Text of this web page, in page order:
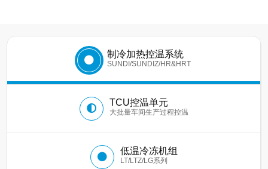
制冷加热控温系统
SUNDI/SUNDIZ/HR&HRT
TCU控温单元
大批量车间生产过程控温
低温冷冻机组
LT/LTZ/LG系列